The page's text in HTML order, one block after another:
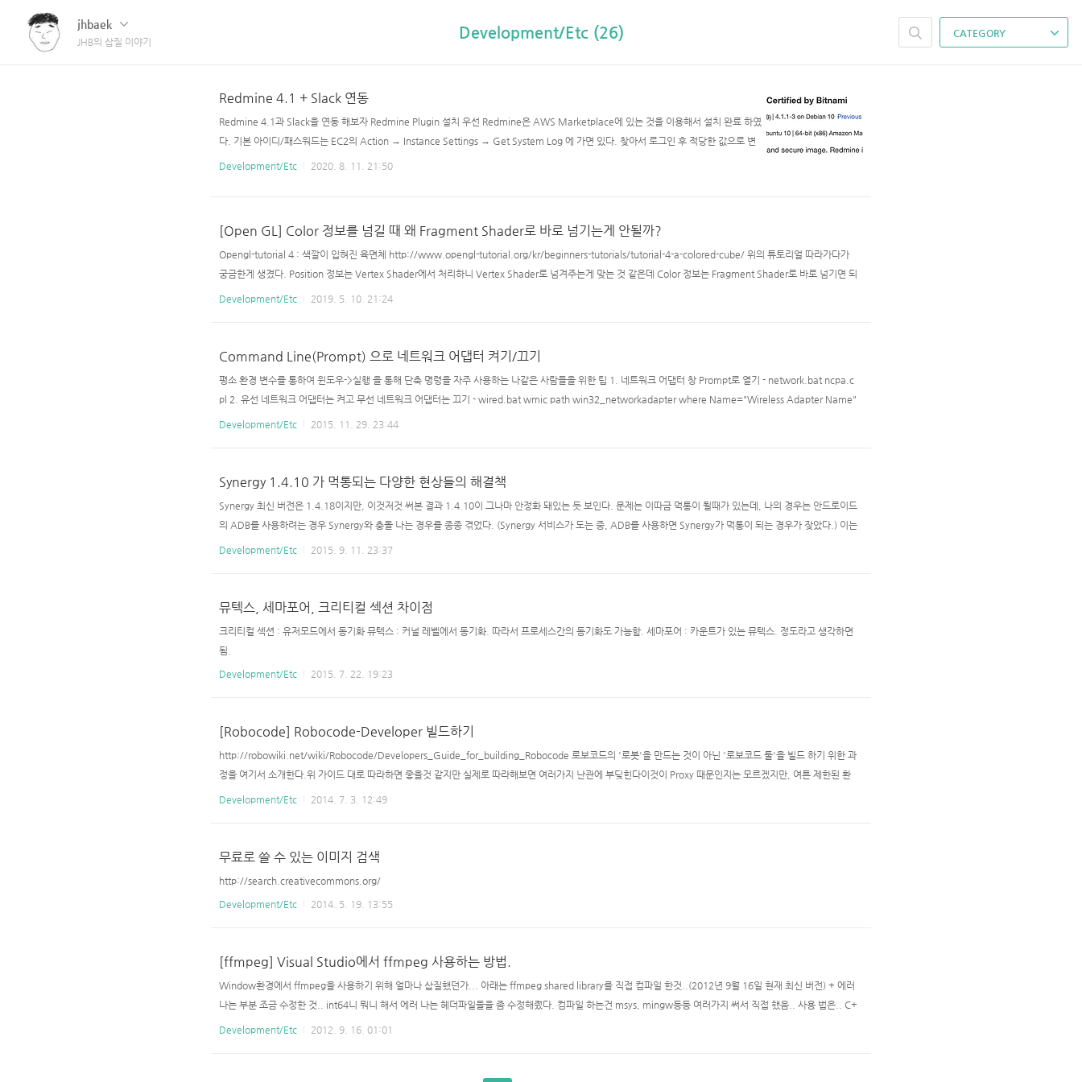
jhbaek
JHB의 삽질 이야기
CATEGORY
Development/Etc (26)
Redmine 4.1 + Slack 연동
Redmine 4.1과 Slack을 연동 해보자 Redmine Plugin 설치 우선 Redmine은 AWS Marketplace에 있는 것을 이용해서 설치 완료 하였
다. 기본 아이디/패스워드는 EC2의 Action → Instance Settings → Get System Log 에 가면 있다. 찾아서 로그인 후 적당한 값으로 변
경하자. 이제 Slack 과 연동하기 위해 Plugin을 설치 해야 한다. Plugin 의 경우 https://github.com/sciyoshi/redmine-slack 여기서 다
Development/Etc 2020. 8. 11. 21:50
[Open GL] Color 정보를 넘길 때 왜 Fragment Shader로 바로 넘기는게 안될까?
Opengl-tutorial 4 : 색깔이 입혀진 육면체 http://www.opengl-tutorial.org/kr/beginners-tutorials/tutorial-4-a-colored-cube/ 위의 튜토리얼 따라가다가
궁금한게 생겼다. Position 정보는 Vertex Shader에서 처리하니 Vertex Shader로 넘겨주는게 맞는 것 같은데 Color 정보는 Fragment Shader로 바로 넘기면 되
는 것을 뭐하러 Vertex Shader로 넘긴 다음에 다시 Fragment Shader 로 넘기는 것인가? // TransformVertexShader.vertexshader // Output data ; will be i
Development/Etc 2019. 5. 10. 21:24
Command Line(Prompt) 으로 네트워크 어댑터 켜기/끄기
평소 환경 변수를 통하여 윈도우->실행 을 통해 단축 명령을 자주 사용하는 나같은 사람들을 위한 팁 1. 네트워크 어댑터 창 Prompt로 열기 - network.bat ncpa.c
pl 2. 유선 네트워크 어댑터는 켜고 무선 네트워크 어댑터는 끄기 - wired.bat wmic path win32_networkadapter where Name="Wireless Adapter Name"
call disable wmic path win32_networkadapter where Name="Wired Adapter Name" call enable 여기서 Name안에 써주는 값은, 각자의 Network Ad
Development/Etc 2015. 11. 29. 23:44
Synergy 1.4.10 가 먹통되는 다양한 현상들의 해결책
Synergy 최신 버전은 1.4.18이지만, 이것저것 써본 결과 1.4.10이 그나마 안정화 돼있는 듯 보인다. 문제는 이따금 먹통이 될때가 있는데, 나의 경우는 안드로이드
의 ADB를 사용하려는 경우 Synergy와 충돌 나는 경우를 종종 겪었다. (Synergy 서비스가 도는 중, ADB를 사용하면 Synergy가 먹통이 되는 경우가 잦았다.) 이는
cmd에서 netstat -an을 해보면, 5037 포트를 무지막지하게 open한 것으로 확인 가능하다. 여튼.. 이 경우 Synergy 를 다시 실행하려 하면 이런 저런 메세지를 띄
Development/Etc 2015. 9. 11. 23:37
뮤텍스, 세마포어, 크리티컬 섹션 차이점
크리티컬 섹션 : 유저모드에서 동기화 뮤텍스 : 커널 레벨에서 동기화. 따라서 프로세스간의 동기화도 가능함. 세마포어 : 카운트가 있는 뮤텍스. 정도라고 생각하면
됨.
Development/Etc 2015. 7. 22. 19:23
[Robocode] Robocode-Developer 빌드하기
http://robowiki.net/wiki/Robocode/Developers_Guide_for_building_Robocode 로보코드의 '로봇'을 만드는 것이 아닌 '로보코드 툴'을 빌드 하기 위한 과
정을 여기서 소개한다.위 가이드 대로 따라하면 좋을것 같지만 실제로 따라해보면 여러가지 난관에 부딪힌다이것이 Proxy 때문인지는 모르겠지만, 여튼 제한된 환
경에서 빌드한 과정을 소개해 보도록 하겠다. 가장 중요한 것인 '빌드 환경'(내 환경이 64bit이므로 이것을 기준으로 설명)Java6 jdk(jdk-6u45-windows-x64.exe)
Development/Etc 2014. 7. 3. 12:49
무료로 쓸 수 있는 이미지 검색
http://search.creativecommons.org/
Development/Etc 2014. 5. 19. 13:55
[ffmpeg] Visual Studio에서 ffmpeg 사용하는 방법.
Window환경에서 ffmpeg을 사용하기 위해 얼마나 삽질했던가... 아래는 ffmpeg shared library를 직접 컴파일 한것..(2012년 9월 16일 현재 최신 버전) + 에러
나는 부분 조금 수정한 것.. int64니 뭐니 해서 에러 나는 헤더파일들을 좀 수정해줬다. 컴파일 하는건 msys, mingw등등 여러가지 써서 직접 했음.. 사용 법은.. C+
+에서 사용할때는 아래와 같이.. C에서 사용할 땐 extern "C"를 제거하고 사용 하면 된다. #define inline _inline //이걸 제일 위에 써줘야 한다. extern "C" { #in
Development/Etc 2012. 9. 16. 01:01